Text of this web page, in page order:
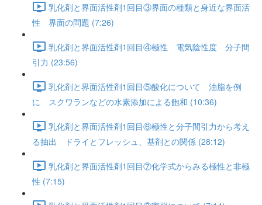
乳化剤と界面活性剤1回目③界面の種類と身近な界面活
性 界面の問題 (7:26)
乳化剤と界面活性剤1回目④極性 電気陰性度 分子間
引力 (23:56)
乳化剤と界面活性剤1回目⑤酸化について 油脂を例
に スクワランなどの水素添加による飽和 (10:36)
乳化剤と界面活性剤1回目⑥極性と分子間引力から考え
る抽出 ドライとフレッシュ、基剤との関係 (28:12)
乳化剤と界面活性剤1回目⑦化学式からみる極性と非極
性 (7:15)